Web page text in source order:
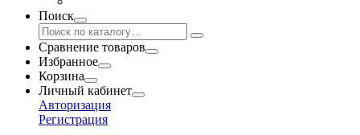
Поиск
Сравнение товаров
Избранное
Корзина
Личный кабинет
Авторизация
Регистрация